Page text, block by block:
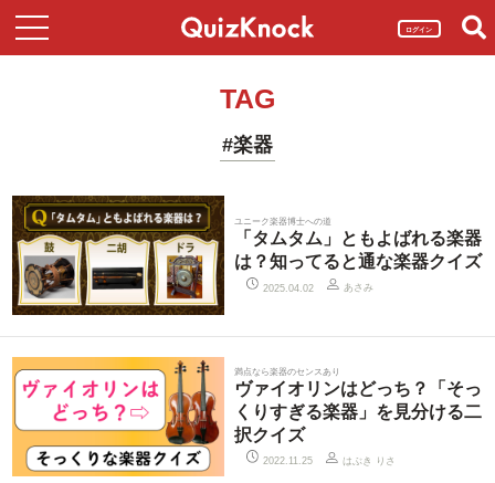
ログイン
TAG
#楽器
ユニーク楽器博士への道
「タムタム」ともよばれる楽器
は？知ってると通な楽器クイズ
2025.04.02 あさみ
満点なら楽器のセンスあり
ヴァイオリンはどっち？「そっ
くりすぎる楽器」を見分ける二
択クイズ
2022.11.25 はぶき りさ